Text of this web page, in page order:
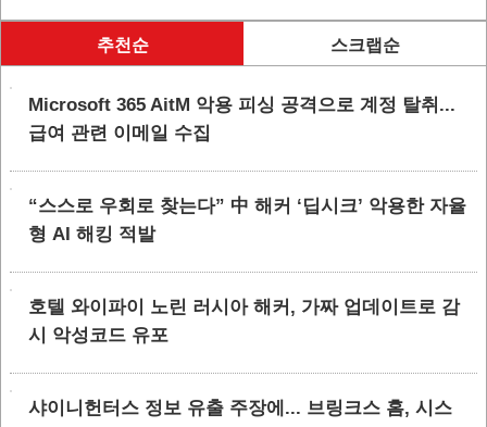
추천순 스크랩순
Microsoft 365 AitM 악용 피싱 공격으로 계정 탈취...
급여 관련 이메일 수집
“스스로 우회로 찾는다” 中 해커 ‘딥시크’ 악용한 자율
형 AI 해킹 적발
호텔 와이파이 노린 러시아 해커, 가짜 업데이트로 감
시 악성코드 유포
샤이니헌터스 정보 유출 주장에... 브링크스 홈, 시스